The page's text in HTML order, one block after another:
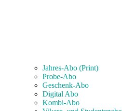
Jahres-Abo (Print)
Probe-Abo
Geschenk-Abo
Digital Abo
Kombi-Abo